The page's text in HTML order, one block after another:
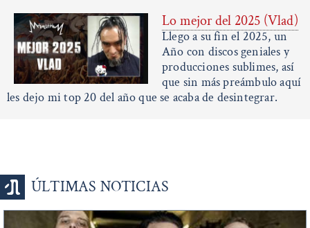
Lo mejor del 2025 (Vlad)
Llego a su fin el 2025, un
Año con discos geniales y
producciones sublimes, así
que sin más preámbulo aquí
les dejo mi top 20 del año que se acaba de desintegrar.
ÚLTIMAS NOTICIAS